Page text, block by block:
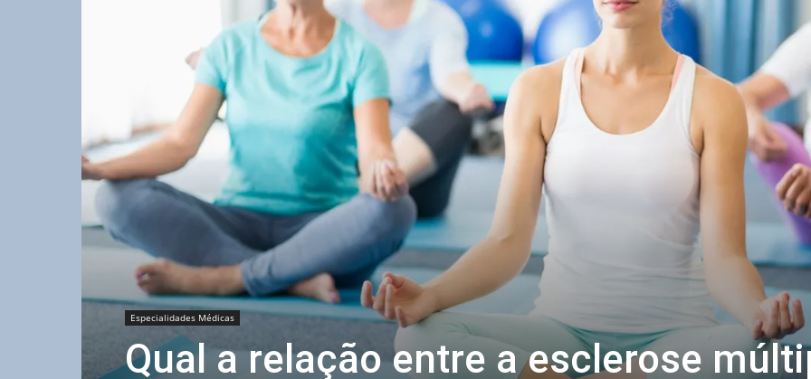
Especialidades Médicas
Qual a relação entre a esclerose